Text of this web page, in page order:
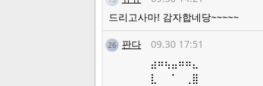
드리고사마! 감자합네당~~~~~
26 판다
09.30 17:51
⠀⠀⠀⠀⠀⠀⣴⠶⢦⣤⠶⠶⣄
⠀⠀⠀⠀⠀⠀⣇⠀⠀⠁⠀⢀⣿